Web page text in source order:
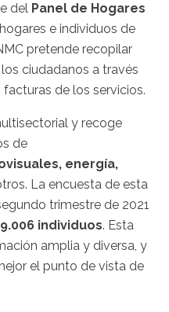
del Panel de Hogares
e individuos de
pretende recopilar
ciudadanos a través
de los servicios.
y recoge
de
energía,
La encuesta de esta
trimestre de 2021
individuos. Esta
amplia y diversa, y
el punto de vista de